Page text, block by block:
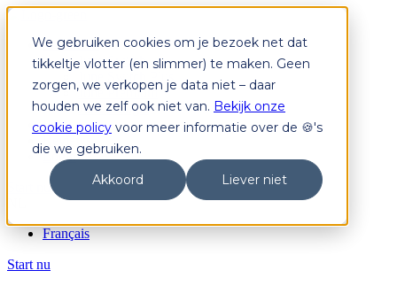
We gebruiken cookies om je bezoek net dat
tikkeltje vlotter (en slimmer) te maken. Geen
zorgen, we verkopen je data niet – daar
houden we zelf ook niet van. Bekijk onze
cookie policy voor meer informatie over de 🍪's
die we gebruiken.
Akkoord
Liever niet
Producten
June Switch
June Switch Plus
June Premium
June Dongle
Prijzen
Login
Start nu
Français
Start nu